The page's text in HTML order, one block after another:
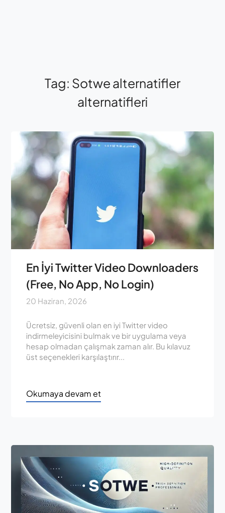
Tag: Sotwe alternatifler
alternatifleri
En İyi Twitter Video Downloaders
(Free, No App, No Login)
20 Haziran, 2026
Ücretsiz, güvenli olan en iyi Twitter video
indirmeleyicisini bulmak ve bir uygulama veya
hesap olmadan çalışmak zaman alır. Bu kılavuz
üst seçenekleri karşılaştırır...
Okumaya devam et